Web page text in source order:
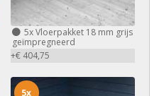
5xVloerpakket 18 mm grijs
geïmpregneerd
+€ 404,75
5x